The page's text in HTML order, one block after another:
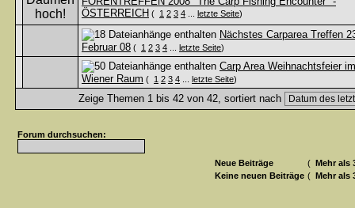
ÖSTERREICH ( 1 2 3 4 letzte Seite)
Nächstes Carparea Treffen
Februar 08 ( 1 2 3 4 letzte Seite)
Carp Area Weihnachtsfeier im
Wiener Raum ( 1 2 3 4 letzte Seite)
Zeige Themen 1 bis 42 von 42, sortiert nach
Forum durchsuchen:
Neue Beiträge ( Mehr als
Keine neuen Beiträge ( Mehr als